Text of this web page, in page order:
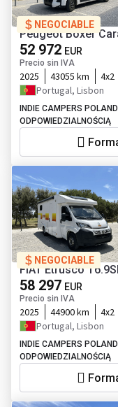
NEGOCIABLE
Peugeot Boxer
52 972 EUR
Precio sin IVA
2025 43055 km 4x2
Portugal, Lisbon
INDIE CAMPERS
ODPOWIEDZIALNOŚCIĄ
NEGOCIABLE
FIAT Etrusco
58 297 EUR
Precio sin IVA
2025 44900 km 4x2
Portugal, Lisbon
INDIE CAMPERS
ODPOWIEDZIALNOŚCIĄ